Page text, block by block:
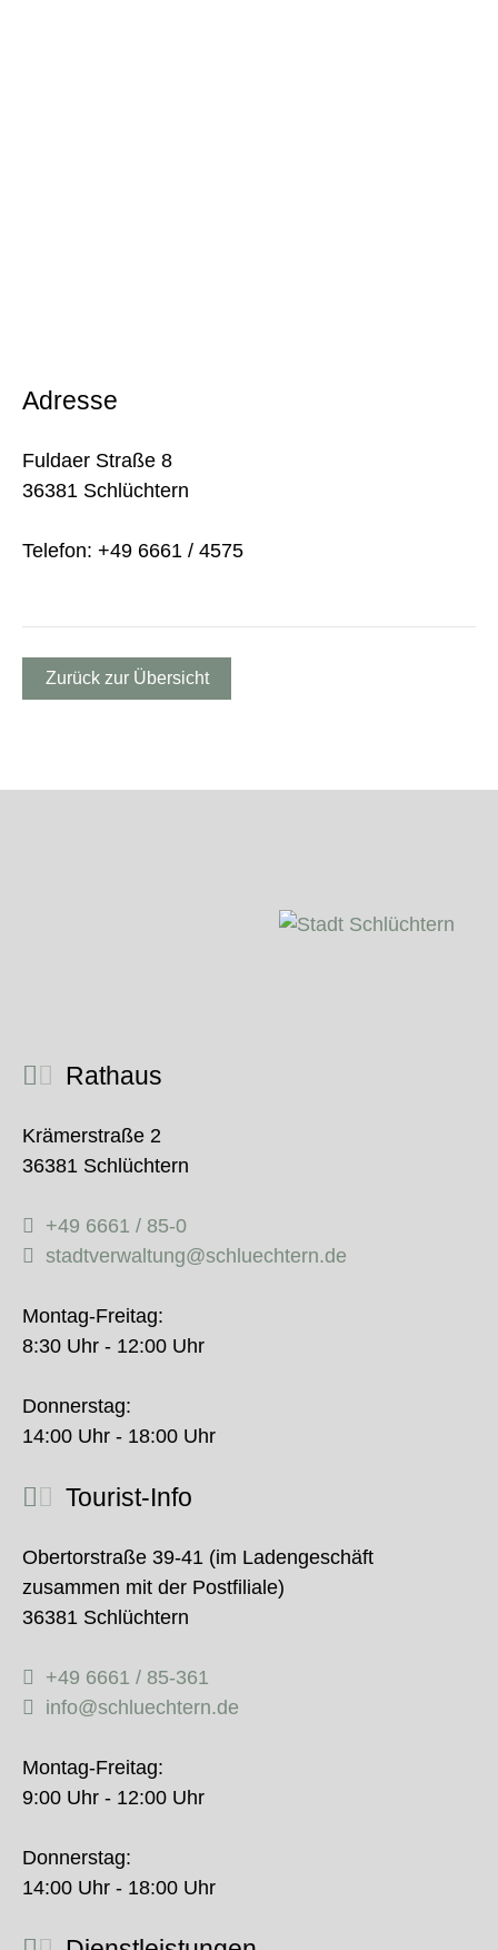
Adresse
Fuldaer Straße 8
36381 Schlüchtern
Telefon: +49 6661 / 4575
Zurück zur Übersicht
Rathaus
Krämerstraße 2
36381 Schlüchtern
+49 6661 / 85-0
stadtverwaltung@schluechtern.de
Montag-Freitag:
8:30 Uhr - 12:00 Uhr
Donnerstag:
14:00 Uhr - 18:00 Uhr
Tourist-Info
Obertorstraße 39-41 (im Ladengeschäft
zusammen mit der Postfiliale)
36381 Schlüchtern
+49 6661 / 85-361
info@schluechtern.de
Montag-Freitag:
9:00 Uhr - 12:00 Uhr
Donnerstag:
14:00 Uhr - 18:00 Uhr